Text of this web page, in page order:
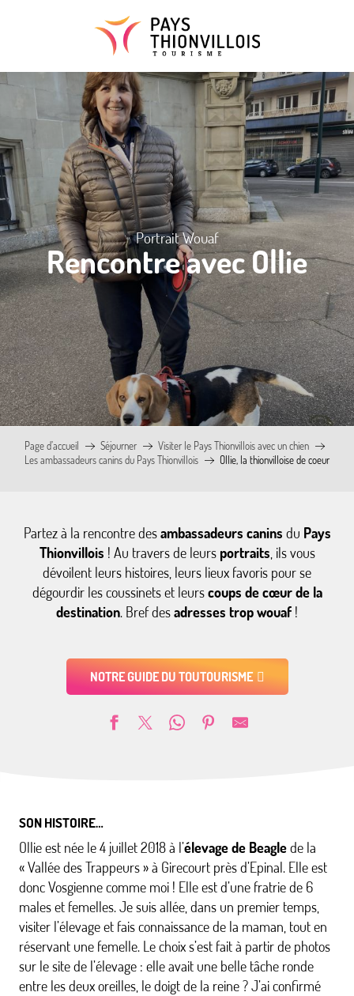
Portrait Wouaf
Rencontre avec Ollie
Page d’accueil Séjourner
Visiter le Pays Thionvillois avec un chien
Les ambassadeurs canins du Pays Thionvillois
Ollie, la thionvilloise de coeur
Partez à la rencontre desambassadeurs canins du Pays
Thionvillois ! Au travers de leurs portraits , ils vous
dévoilent leurs histoires, leurs lieux favoris pour se
dégourdir les coussinets et leurscoups de cœur de la
destination. Bref desadresses trop wouaf !
NOTRE GUIDE DU TOUTOURISME
SON HISTOIRE…
Ollie est née le 4 juillet 2018 à l’élevage de Beaglede la
« Vallée des Trappeurs » à Girecourt près d’Epinal. Elle est
donc Vosgienne comme moi ! Elle est d’une fratrie de 6
males et femelles. Je suis allée, dans un premier temps,
visiter l’élevage et fais connaissance de la maman, tout en
réservant une femelle. Le choix s’est fait à partir de photos
sur le site de l’élevage : elle avait une belle tâche ronde
entre les deux oreilles, le doigt de la reine ? J’ai confirmé